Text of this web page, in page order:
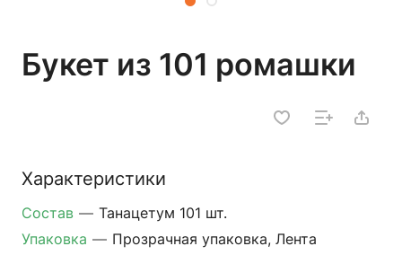
Букет из 101 ромашки
Характеристики
Состав — Танацетум 101 шт.
Упаковка — Прозрачная упаковка, Лента